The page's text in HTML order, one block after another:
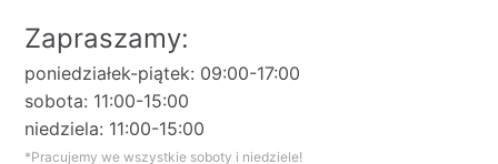
Zapraszamy:
poniedziałek-piątek: 09:00-17:00
sobota: 11:00-15:00
niedziela: 11:00-15:00
*Pracujemy we wszystkie soboty i niedziele!